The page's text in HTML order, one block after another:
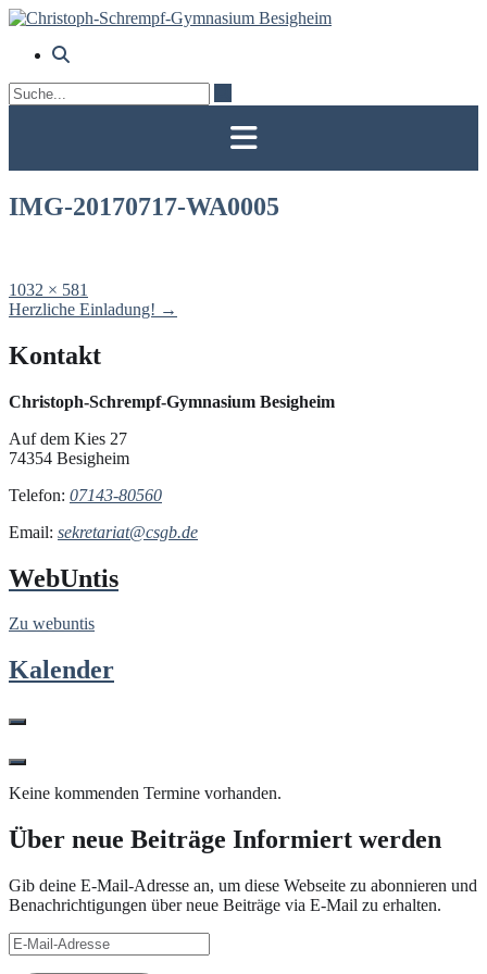
Skip
content
IMG-20170717-WA0005
Full
size
1032 × 581
Post
Herzliche Einladung! →
Kontakt
Christoph-Schrempf-Gymnasium Besigheim
Auf dem Kies 27
74354 Besigheim
Telefon: 07143-80560
Email: sekretariat@csgb.de
WebUntis
Zu webuntis
Kalender
Keine kommenden Termine vorhanden.
Über neue Beiträge Informiert werden
Gib deine E-Mail-Adresse an, um diese Webseite zu abonnieren und
Benachrichtigungen über neue Beiträge via E-Mail zu erhalten.
E-
Mail-